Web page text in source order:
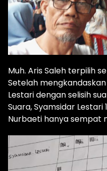
Muh. Aris Saleh terpilih
Setelah
Lestari dengan selisih
Suara, Syamsidar
Nurbaeti hanya sempat